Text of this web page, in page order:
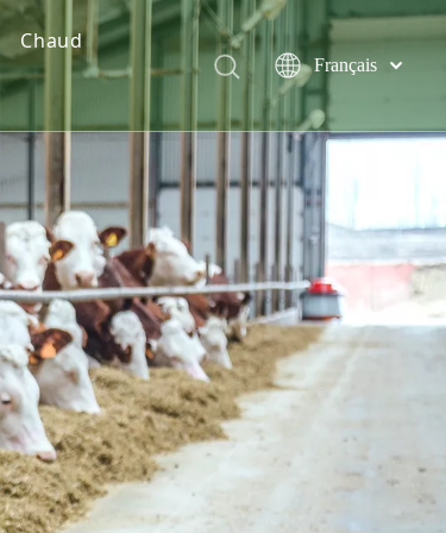
de prémélange
prémélangés
Chaud
Vitamine D3 en poudre
Chlorure de choline
Phosphate monocalcique
Acide citrique
Dextrose monohydraté
Additifs alimentaires prémélangés
Gomme Xanthane
Français
Türk dili
Polski
Italiano
Deutsch
Português
Español
Pусский